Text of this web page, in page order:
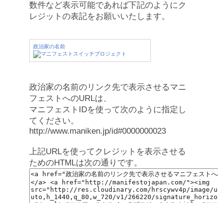
数件など表示可能であれば下記のようにク
レジットの表記をお願いいたします。
政治家の名前
政治家の名前のリンク先で表示させるマニ
フェストへのURLは、
マニフェストIDを使って次のように指定し
てください。
http://www.maniken.jp/id#0000000023
上記URLを使ってクレジットを表示させる
ためのHTMLは次の通りです。